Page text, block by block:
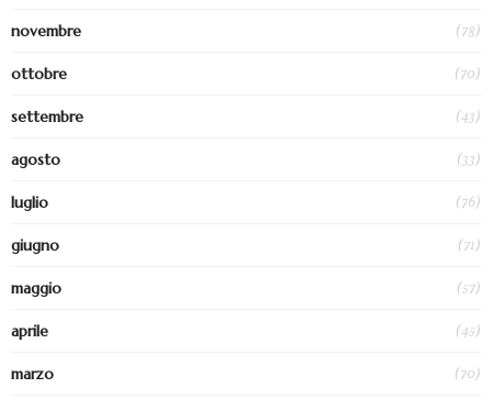
novembre (78)
ottobre (70)
settembre (43)
agosto (33)
luglio (76)
giugno (71)
maggio (57)
aprile (45)
marzo (70)